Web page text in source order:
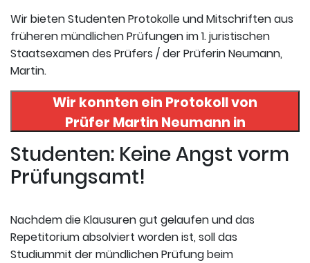
Wir bieten Studenten Protokolle und Mitschriften aus
früheren mündlichen Prüfungen im 1. juristischen
Staatsexamen des Prüfers / der Prüferin Neumann,
Martin.
Wir konnten ein Protokoll von
Prüfer Martin Neumann in
uneserer Datenbank finden. Hier
registrieren und das Protokoll
abrufen.
Studenten: Keine Angst vorm
Prüfungsamt!
Nachdem die Klausuren gut gelaufen und das
Repetitorium absolviert worden ist, soll das
Studiummit der mündlichen Prüfung beim